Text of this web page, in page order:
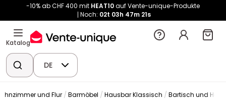
-10% ab CHF 400 mit HEAT10auf Vente-unique-Produkte
Noch: 02t 03h 47m 20s
Katalog
DE
und Flur Barmöbel Hausbar Klassisch Bartisch und